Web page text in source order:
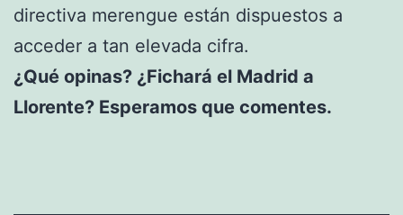
directiva merengue están dispuestos a
acceder a tan elevada cifra.
¿Qué opinas? ¿Fichará el Madrid a
Llorente? Esperamos que comentes.